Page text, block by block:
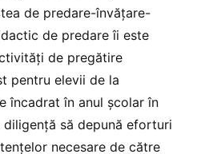
de predare-învățare-
de predare îi este
de pregătire
pentru elevii de la
încadrat în anul școlar în
să depună eforturi
necesare de către